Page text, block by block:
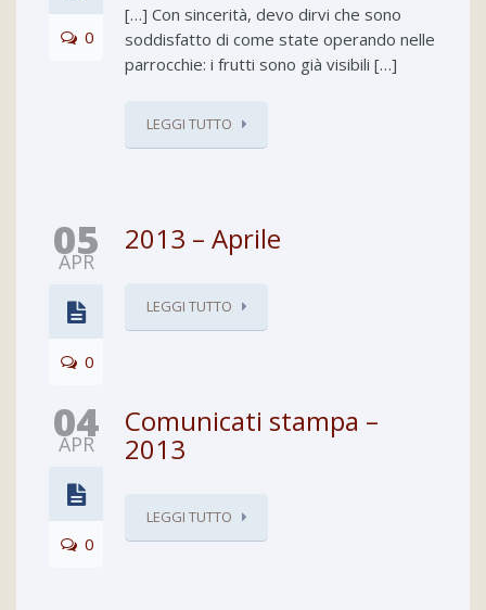
0
[…] Con sincerità, devo dirvi che sono
soddisfatto di come state operando nelle
parrocchie: i frutti sono già visibili […]
LEGGI TUTTO
05
APR
0
2013 – Aprile
LEGGI TUTTO
04
APR
0
Comunicati stampa –
2013
LEGGI TUTTO